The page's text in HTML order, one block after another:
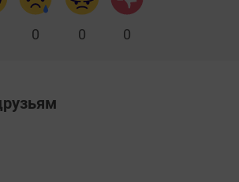
0 0 0